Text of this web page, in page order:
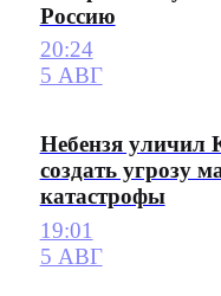
Россию
20:24
5 АВГ
Небензя уличил
создать угрозу
катастрофы
19:01
5 АВГ